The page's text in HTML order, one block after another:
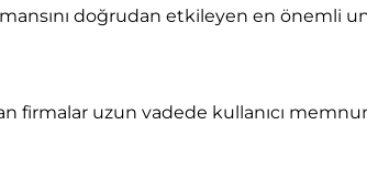
doğrudan etkileyen en önemli
firmalar uzun vadede kullanıcı